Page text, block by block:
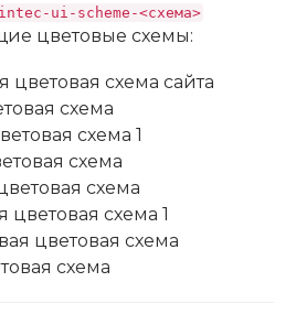
ui-scheme-<схема>
цветовые схемы:
цветовая схема сайта
схема
схема 1
схема
схема
цветовая схема 1
цветовая схема
схема